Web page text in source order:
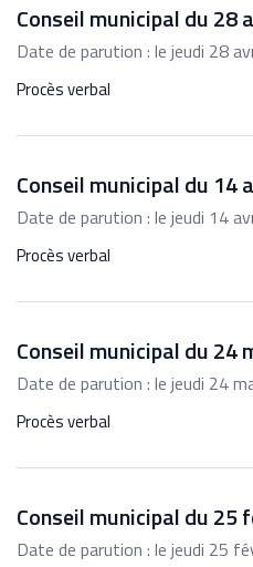
Conseil municipal du 28
Date de parution : le jeudi 28
Procès verbal
Conseil municipal du 14
Date de parution : le jeudi 14
Procès verbal
Conseil municipal du 24
Date de parution : le jeudi 24
Procès verbal
Conseil municipal du 25
Date de parution : le jeudi 25